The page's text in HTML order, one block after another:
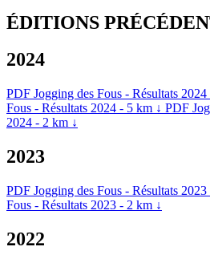
ÉDITIONS
2024
PDF Jogging des Fous - Résultats
Fous - Résultats 2024 - 5 km ↓ PDF
2024 - 2 km ↓
2023
PDF Jogging des Fous - Résultats
Fous - Résultats 2023 - 2 km ↓
2022